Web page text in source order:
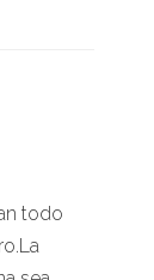
todo